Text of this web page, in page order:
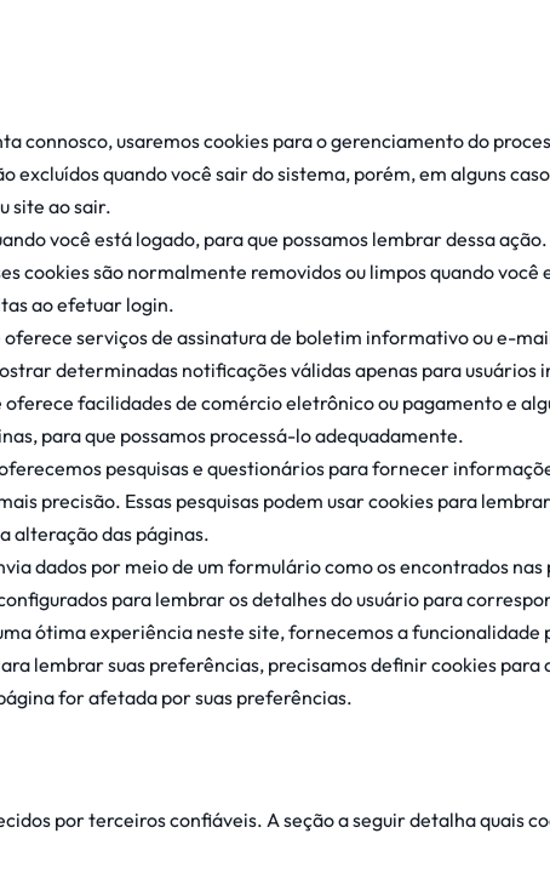
connosco, usaremos cookies para o gerenciamento do
excluídos quando você sair do sistema, porém, em alguns
site ao sair.
você está logado, para que possamos lembrar dessa
cookies são normalmente removidos ou limpos quando
ao efetuar login.
serviços de assinatura de boletim informativo ou e-
determinadas notificações válidas apenas para usuários
facilidades de comércio eletrônico ou pagamento e
para que possamos processá-lo adequadamente.
pesquisas e questionários para fornecer
precisão. Essas pesquisas podem usar cookies para
alteração das páginas.
dados por meio de um formulário como os encontrados nas
para lembrar os detalhes do usuário para
ótima experiência neste site, fornecemos a funcionalidade
lembrar suas preferências, precisamos definir cookies para
for afetada por suas preferências.
por terceiros confiáveis. A seção a seguir detalha quais